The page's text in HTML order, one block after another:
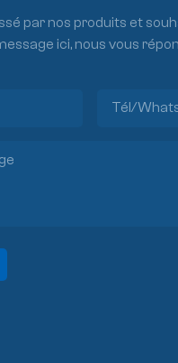
par nos produits et
ici, nous vous